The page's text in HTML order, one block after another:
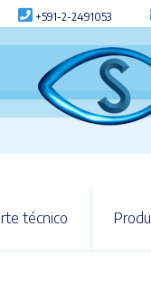
+591-2-2491053
técnico